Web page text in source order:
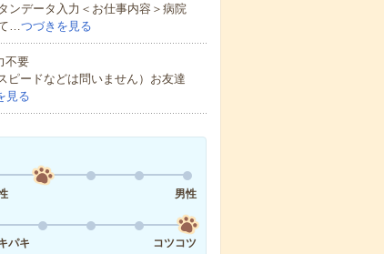
ンデータ入力＜お仕事内容＞病院
…つづきを見る
不要
ピードなどは問いません）お友達
見る
男性
パキ
コツコツ